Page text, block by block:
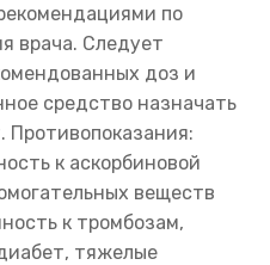
по
врача. Следует
доз и
средство назначать
Противопоказания:
к аскорбиновой
веществ
к тромбозам,
тяжелые